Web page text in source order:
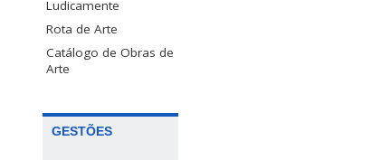
Ludicamente
Rota de Arte
Catálogo de Obras de
Arte
GESTÕES